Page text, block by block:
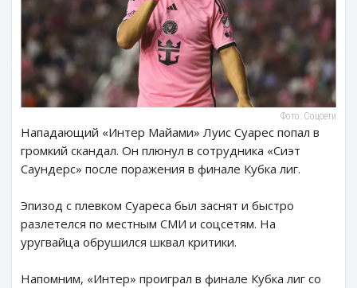
Фото: Соцсети
Нападающий «Интер Майами» Луис Суарес попал в
громкий скандал. Он плюнул в сотрудника «Сиэт
Саундерс» после поражения в финале Кубка лиг.
Эпизод с плевком Суареса был заснят и быстро
разлетелся по местным СМИ и соцсетям. На
уругвайца обрушился шквал критики.
Напомним, «Интер» проиграл в финале Кубка лиг со